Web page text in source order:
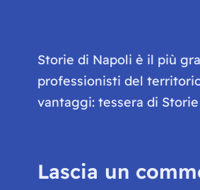
Storie di Napoli è il più
professionisti del
vantaggi: tessera di
Lascia un